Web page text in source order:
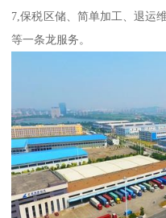
7,保税区储、简单加工、退运
等一条龙服务。